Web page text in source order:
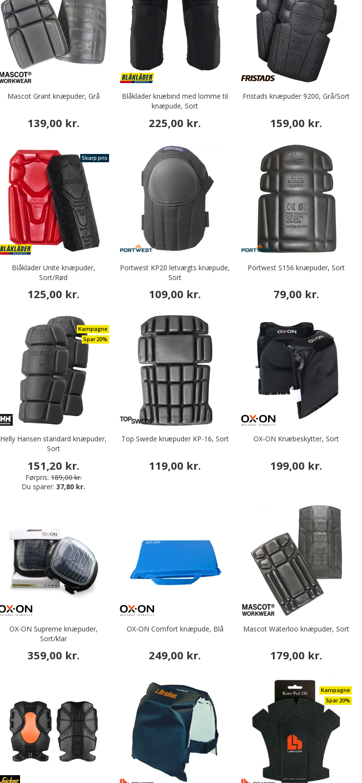
Mascot Grant knæpuder, Grå
139,00 kr.
Blåkläder knæbind med lomme til
knæpude, Sort
225,00 kr.
Fristads knæpuder 9200, Grå/Sort
159,00 kr.
Skarp pris
Blåkläder Unite knæpuder,
Sort/Rød
125,00 kr.
Portwest KP20 letvægts knæpude,
Sort
109,00 kr.
Portwest S156 knæpuder, Sort
79,00 kr.
Kampagne
Spar 20%
Helly Hansen standard knæpuder,
Sort
151,20 kr.
Førpris: 189,00 kr.
Du sparer:37,80 kr.
Top Swede knæpuder KP-16, Sort
119,00 kr.
OX-ON Knæbeskytter, Sort
199,00 kr.
OX-ON Supreme knæpuder,
Sort/klar
359,00 kr.
OX-ON Comfort knæpude, Blå
249,00 kr.
Mascot Waterloo knæpuder, Sort
179,00 kr.
Kampagne
Spar 20%